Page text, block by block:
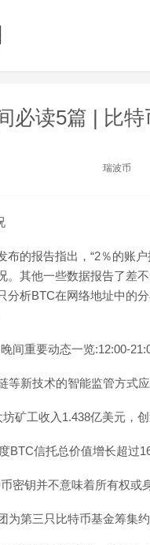
必读5篇 | 比
瑞波币
布的报告指出，“2％的账
。其他一些数据报告了差
分析BTC在网络地址中的
间重要动态一览:12:00-
等新技术的智能监管方式应
矿工收入1.438亿美元，创
BTC信托总价值增长超过
密钥并不意味着所有权或
为第三只比特币基金筹集约